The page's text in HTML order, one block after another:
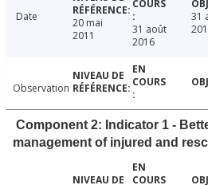
Date
20 mai
2011
31 août
2016
31
Observation
Component 2: Indicator 1 -
management of injured and